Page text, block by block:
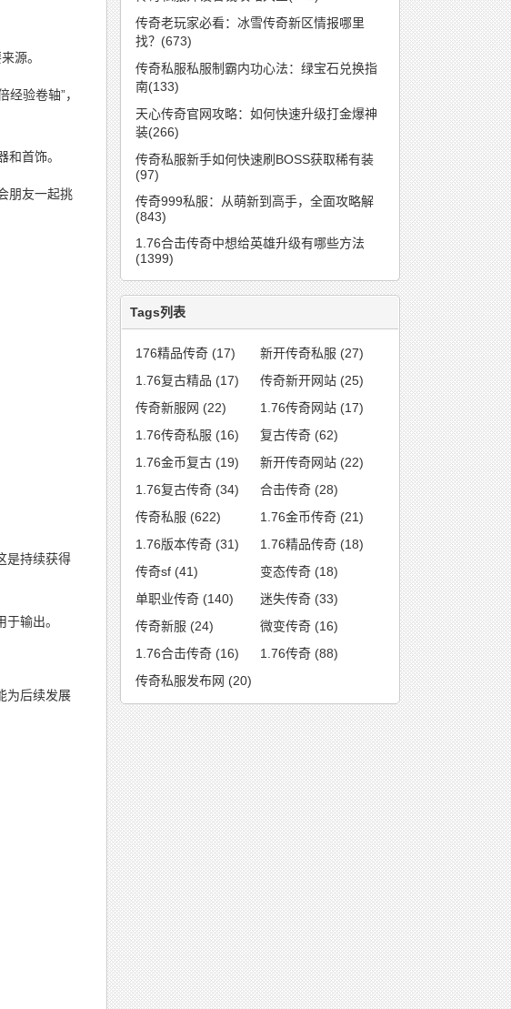
源。
验卷轴”，
首饰。
朋友一起挑
是持续获得
输出。
为后续发展
传奇老玩家必看：冰雪传奇新区情报哪里
找？(673)
传奇私服私服制霸内功心法：绿宝石兑换指
南(133)
天心传奇官网攻略：如何快速升级打金爆神
装(266)
传奇私服新手如何快速刷BOSS获取稀有装
(97)
传奇999私服：从萌新到高手，全面攻略解
(843)
1.76合击传奇中想给英雄升级有哪些方法
(1399)
Tags列表
176精品传奇 (17) 新开传奇私服 (27)
1.76复古精品 (17) 传奇新开网站 (25)
传奇新服网 (22) 1.76传奇网站 (17)
1.76传奇私服 (16) 复古传奇 (62)
1.76金币复古 (19) 新开传奇网站 (22)
1.76复古传奇 (34) 合击传奇 (28)
传奇私服 (622) 1.76金币传奇 (21)
1.76版本传奇 (31) 1.76精品传奇 (18)
传奇sf (41) 变态传奇 (18)
单职业传奇 (140) 迷失传奇 (33)
传奇新服 (24) 微变传奇 (16)
1.76合击传奇 (16) 1.76传奇 (88)
传奇私服发布网 (20)